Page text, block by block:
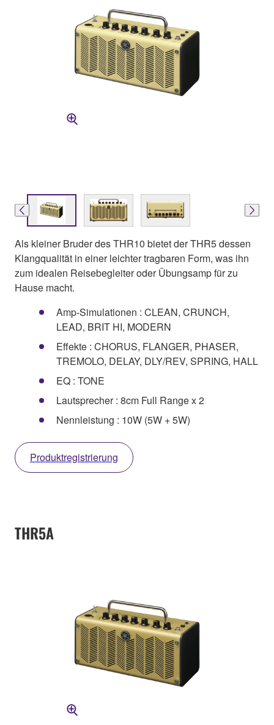
Als kleiner Bruder des THR10 bietet der THR5 dessen
Klangqualität in einer leichter tragbaren Form, was ihn
zum idealen Reisebegleiter oder Übungsamp für zu
Hause macht.
Amp-Simulationen : CLEAN, CRUNCH,
LEAD, BRIT HI, MODERN
Effekte : CHORUS, FLANGER, PHASER,
TREMOLO, DELAY, DLY/REV, SPRING, HALL
EQ : TONE
Lautsprecher : 8cm Full Range x 2
Nennleistung : 10W (5W + 5W)
Produktregistrierung
THR5A